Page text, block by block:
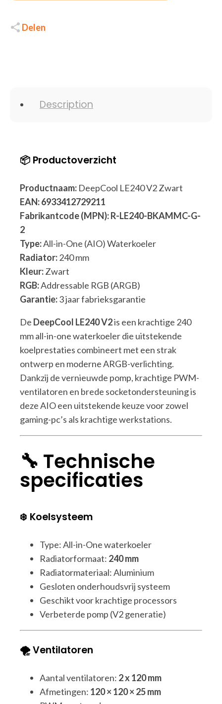
Delen
Description
📦 Productoverzicht
Productnaam: DeepCool LE240 V2 Zwart
EAN:6933412729211
Fabrikantcode (MPN):R-LE240-BKAMMC-G-
2
Type:All-in-One (AIO) Waterkoeler
Radiator:240 mm
Kleur:Zwart
RGB:Addressable RGB (ARGB)
Garantie:3 jaar fabrieksgarantie
De DeepCool LE240 V2is een krachtige 240
mm all-in-one waterkoeler die uitstekende
koelprestaties combineert met een strak
ontwerp en moderne ARGB-verlichting.
Dankzij de vernieuwde pomp, krachtige PWM-
ventilatoren en brede socketondersteuning is
deze AIO een uitstekende keuze voor zowel
gaming-pc’s als krachtige werkstations.
🔧 Technische
specificaties
❄️ Koelsysteem
Type: All-in-One waterkoeler
Radiatorformaat: 240 mm
Radiatormateriaal: Aluminium
Gesloten onderhoudsvrij systeem
Geschikt voor krachtige processors
Verbeterde pomp (V2 generatie)
🌪️ Ventilatoren
Aantal ventilatoren: 2 x 120 mm
Afmetingen: 120 × 120 × 25 mm